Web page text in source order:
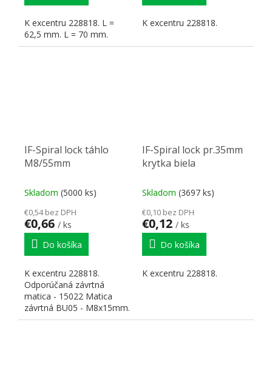
K excentru 228818. L =
62,5 mm. L = 70 mm.
K excentru 228818.
IF-Spiral lock táhlo
M8/55mm
Skladom (5000 ks)
€0,54 bez DPH
€0,66 / ks
Do košíka
K excentru 228818.
Odporúčaná závrtná
matica - 15022 Matica
závrtná BU05 - M8x15mm.
IF-Spiral lock pr.35mm
krytka biela
Skladom (3697 ks)
€0,10 bez DPH
€0,12 / ks
Do košíka
K excentru 228818.